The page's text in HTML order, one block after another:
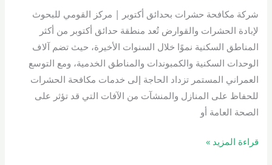
شركة مكافحة حشرات بحدائق أكتوبر | مركز القومي للبحوث
لإبادة الحشرات والقوارض تُعد منطقة حدائق أكتوبر من أكثر
المناطق السكنية نموًا خلال السنوات الأخيرة، حيث تضم آلاف
الوحدات السكنية والكمبوندات والمناطق الخدمية، ومع التوسع
العمراني المستمر تزداد الحاجة إلى خدمات مكافحة الحشرات
للحفاظ على المنازل والمنشآت من الآفات التي قد تؤثر على
الصحة العامة أو
01000200658
قراءة المزيد »